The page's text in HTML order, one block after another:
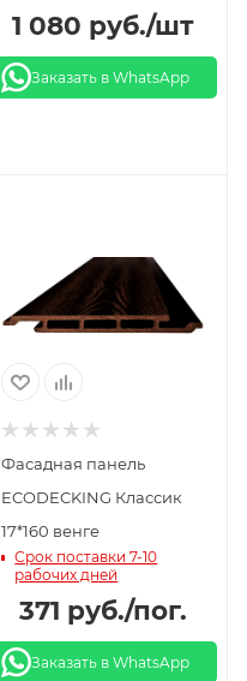
1 080 руб./шт
Заказать в WhatsApp
Фасадная панель
ECODECKING Классик
17*160 венге
Срок поставки 7-10
рабочих дней
371 руб./пог.
Заказать в WhatsApp